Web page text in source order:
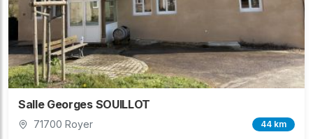
Salle Georges SOUILLOT
71700 Royer 44 km